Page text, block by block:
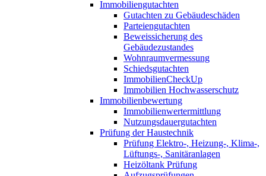
Immobiliengutachten
Gutachten zu Gebäudeschäden
Parteiengutachten
Beweissicherung des
Gebäudezustandes
Wohnraumvermessung
Schiedsgutachten
ImmobilienCheckUp
Immobilien Hochwasserschutz
Immobilienbewertung
Immobilienwertermittlung
Nutzungsdauergutachten
Prüfung der Haustechnik
Prüfung Elektro-, Heizung-, Klima-,
Lüftungs-, Sanitäranlagen
Heizöltank Prüfung